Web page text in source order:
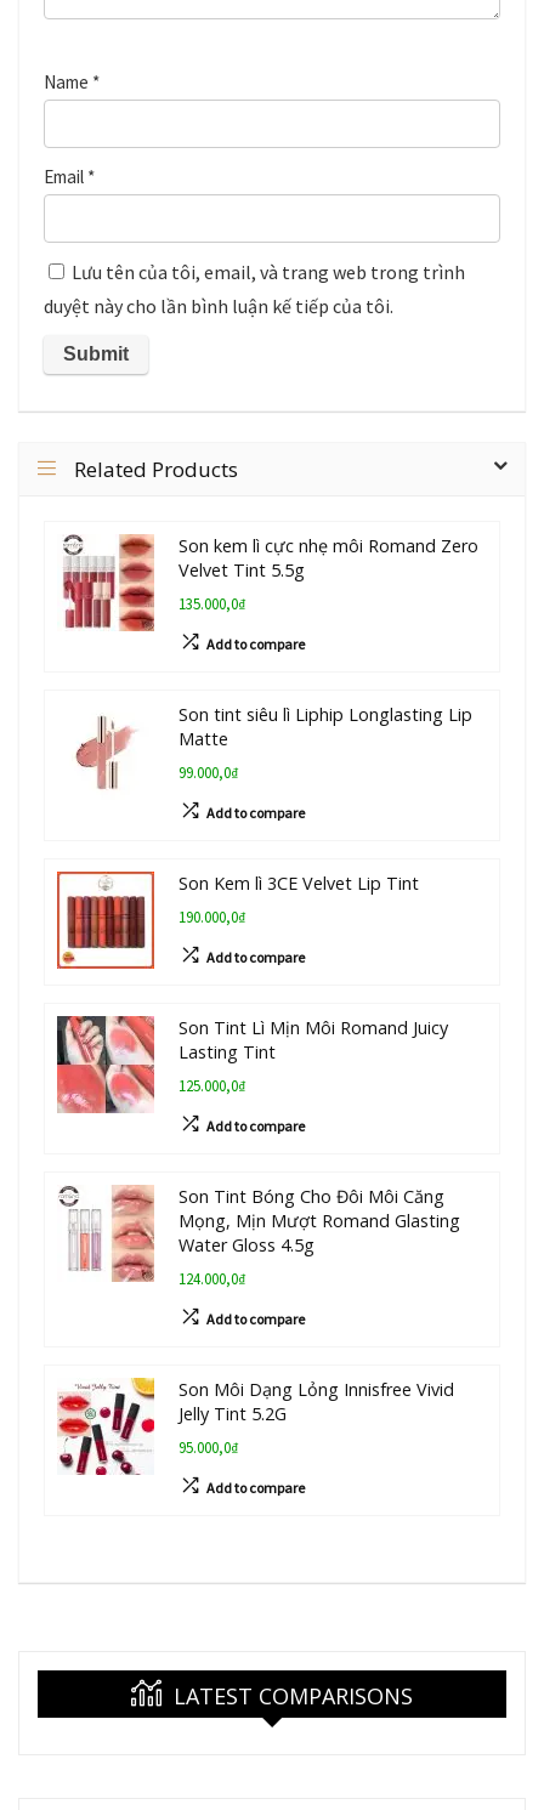
Name *
Email *
Lưu tên của tôi, email, và trang web trong trình
duyệt này cho lần bình luận kế tiếp của tôi.
Related Products
Son kem lì cực nhẹ môi Romand Zero
Velvet Tint 5.5g
135.000,0₫
Add to compare
Son tint siêu lì Liphip Longlasting Lip
Matte
99.000,0₫
Add to compare
Son Kem lì 3CE Velvet Lip Tint
190.000,0₫
Add to compare
Son Tint Lì Mịn Môi Romand Juicy
Lasting Tint
125.000,0₫
Add to compare
Son Tint Bóng Cho Đôi Môi Căng
Mọng, Mịn Mượt Romand Glasting
Water Gloss 4.5g
124.000,0₫
Add to compare
Son Môi Dạng Lỏng Innisfree Vivid
Jelly Tint 5.2G
95.000,0₫
Add to compare
LATEST COMPARISONS